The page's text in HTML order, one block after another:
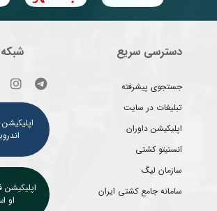
دسترسی سریع
جستجوی پیشرفته
تبلیغات در سایت
اپلیکیشن داوران
انستیتو کشتی
سازمان لیگ
سامانه جامع کشتی ایران
اپلیکیشن
اپلیکیشن
او